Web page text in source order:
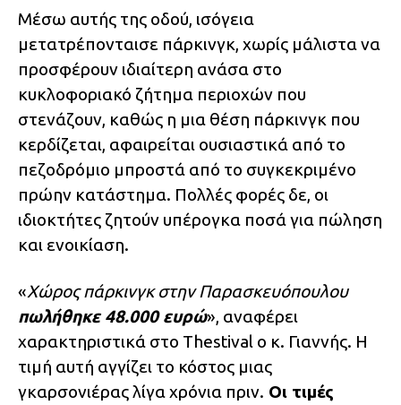
Μέσω αυτής της οδού, ισόγεια
μετατρέπονταισε πάρκινγκ, χωρίς μάλιστα να
προσφέρουν ιδιαίτερη ανάσα στο
κυκλοφοριακό ζήτημα περιοχών που
στενάζουν, καθώς η μια θέση πάρκινγκ που
κερδίζεται, αφαιρείται ουσιαστικά από το
πεζοδρόμιο μπροστά από το συγκεκριμένο
πρώην κατάστημα. Πολλές φορές δε, οι
ιδιοκτήτες ζητούν υπέρογκα ποσά για πώληση
και ενοικίαση.
«Χώρος πάρκινγκ στην Παρασκευόπουλου
πωλήθηκε 48.000 ευρώ», αναφέρει
χαρακτηριστικά στο Thestival ο κ. Γιαννής. Η
τιμή αυτή αγγίζει το κόστος μιας
γκαρσονιέρας λίγα χρόνια πριν. Οι τιμές